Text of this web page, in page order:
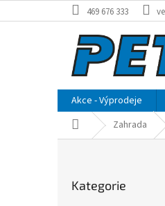
na
469 676 333
Akce - Výprodeje
Domů Zahrada
kategorie
Kategorie